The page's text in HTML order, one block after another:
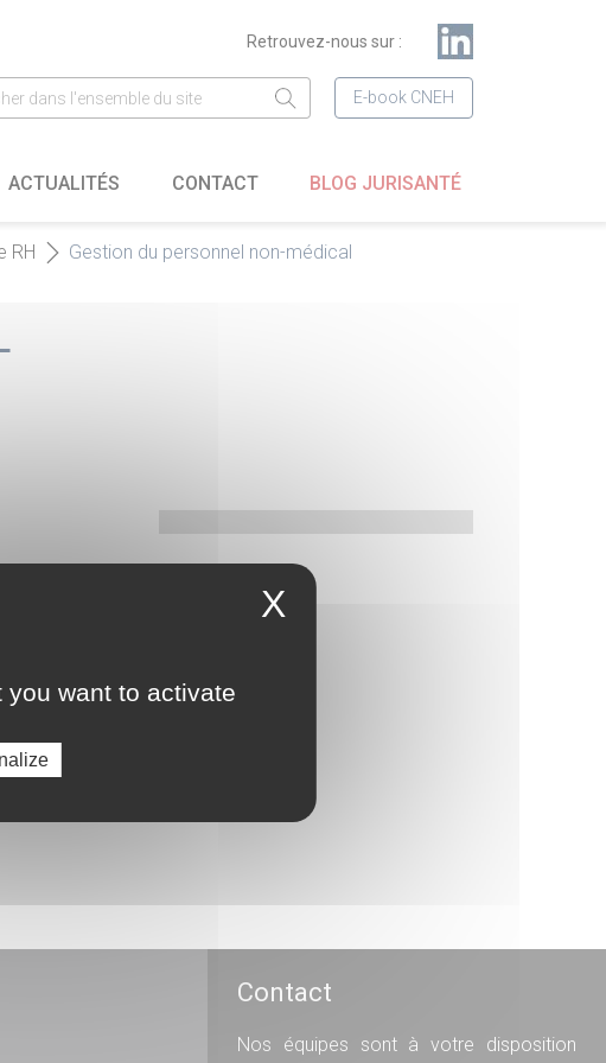
Retrouvez-nous sur :
E-book CNEH
ACTUALITÉS CONTACT BLOG JURISANTÉ
RH Gestion du personnel non-médical
Contact
Nos équipes sont à votre disposition
X
want to activate